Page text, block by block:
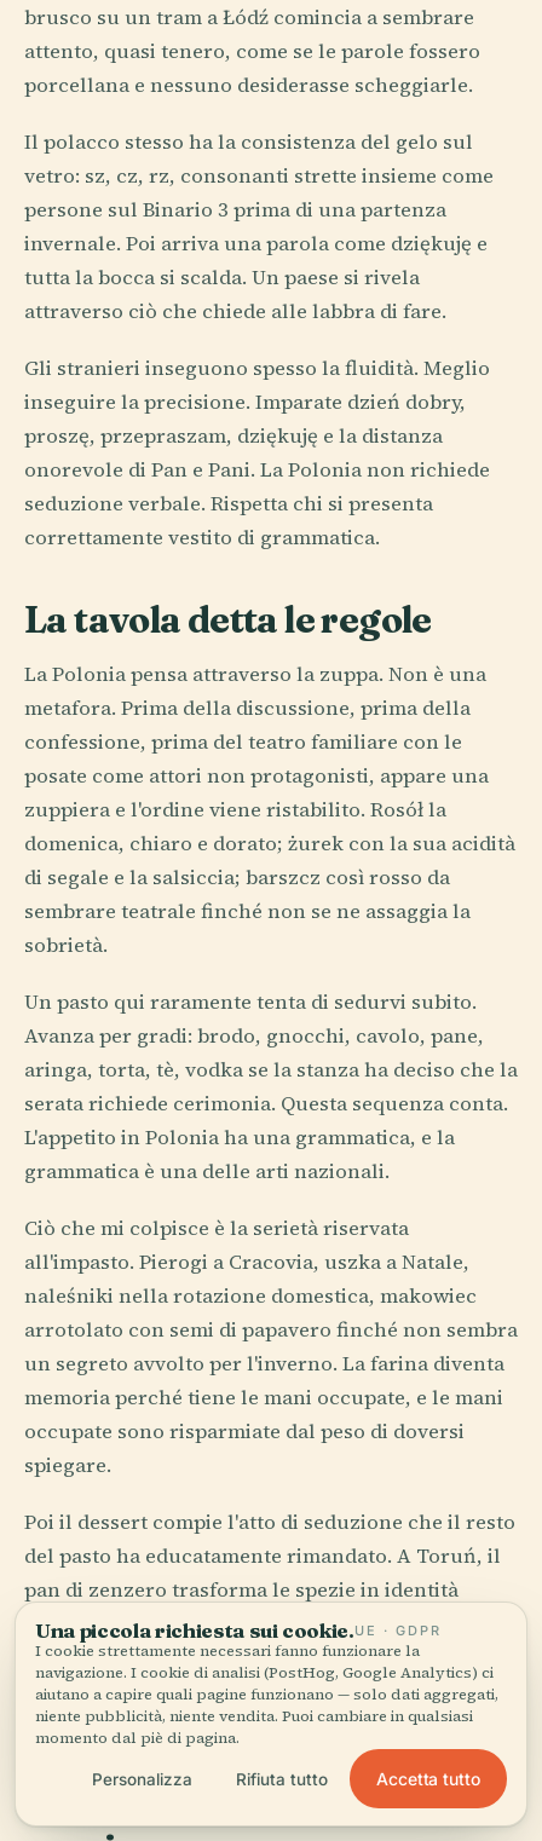
brusco su un tram a Łódź comincia a sembrare
attento, quasi tenero, come se le parole fossero
porcellana e nessuno desiderasse scheggiarle.
Il polacco stesso ha la consistenza del gelo sul
vetro: sz, cz, rz, consonanti strette insieme come
persone sul Binario 3 prima di una partenza
invernale. Poi arriva una parola come dziękuję e
tutta la bocca si scalda. Un paese si rivela
attraverso ciò che chiede alle labbra di fare.
Gli stranieri inseguono spesso la fluidità. Meglio
inseguire la precisione. Imparate dzień dobry,
proszę, przepraszam, dziękuję e la distanza
onorevole di Pan e Pani. La Polonia non richiede
seduzione verbale. Rispetta chi si presenta
correttamente vestito di grammatica.
La tavola detta le regole
La Polonia pensa attraverso la zuppa. Non è una
metafora. Prima della discussione, prima della
confessione, prima del teatro familiare con le
posate come attori non protagonisti, appare una
zuppiera e l'ordine viene ristabilito. Rosół la
domenica, chiaro e dorato; żurek con la sua acidità
di segale e la salsiccia; barszcz così rosso da
sembrare teatrale finché non se ne assaggia la
sobrietà.
Un pasto qui raramente tenta di sedurvi subito.
Avanza per gradi: brodo, gnocchi, cavolo, pane,
aringa, torta, tè, vodka se la stanza ha deciso che la
serata richiede cerimonia. Questa sequenza conta.
L'appetito in Polonia ha una grammatica, e la
grammatica è una delle arti nazionali.
Ciò che mi colpisce è la serietà riservata
all'impasto. Pierogi a Cracovia, uszka a Natale,
naleśniki nella rotazione domestica, makowiec
arrotolato con semi di papavero finché non sembra
un segreto avvolto per l'inverno. La farina diventa
memoria perché tiene le mani occupate, e le mani
occupate sono risparmiate dal peso di doversi
spiegare.
Poi il dessert compie l'atto di seduzione che il resto
del pasto ha educatamente rimandato. A Toruń, il
pan di zenzero trasforma le spezie in identità
civica. A Breslavia, la torta entra nella stanza con
la gravità di una zia in visita. Un paese è una tavola
apparecchiata per gli stranieri, ma la Polonia
osserva prima se lo straniero sa come sedersi.
Libri scritti con cenere e
Una piccola richiesta sui cookie.UE · GDPR
I cookie strettamente necessari fanno funzionare la
navigazione. I cookie di analisi (PostHog, Google Analytics) ci
aiutano a capire quali pagine funzionano — solo dati aggregati,
niente pubblicità, niente vendita. Puoi cambiare in qualsiasi
momento dal piè di pagina.
Personalizza Rifiuta tutto Accetta tutto